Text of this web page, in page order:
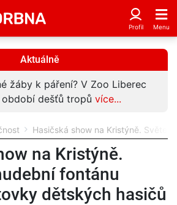
Aktuálně
žáby k páření? V Zoo Liberec
dešťů tropů více...
Hasičská show na Kristýně.
na Kristýně.
fontánu
dětských hasičů